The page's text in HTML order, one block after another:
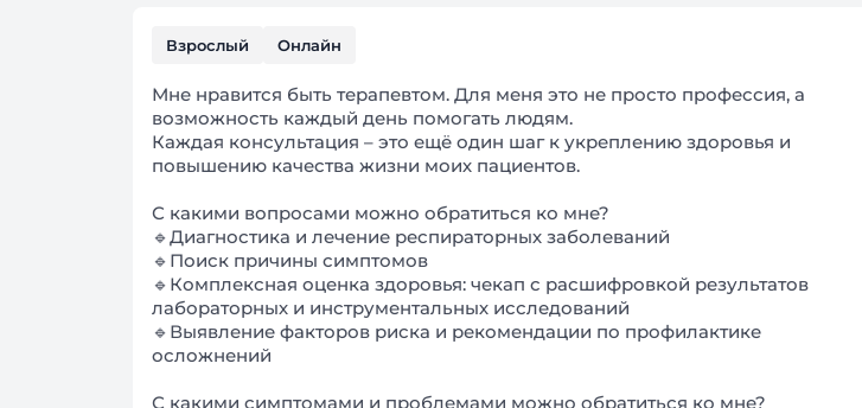
Взрослый Онлайн
Мне нравится быть терапевтом. Для меня это не просто профессия, а
возможность каждый день помогать людям.
Каждая консультация – это ещё один шаг к укреплению здоровья и
повышению качества жизни моих пациентов.
С какими вопросами можно обратиться ко мне?
🔹Диагностика и лечение респираторных заболеваний
🔹Поиск причины симптомов
🔹Комплексная оценка здоровья: чекап с расшифровкой результатов
лабораторных и инструментальных исследований
🔹Выявление факторов риска и рекомендации по профилактике
осложнений
С какими симптомами и проблемами можно обратиться ко мне?